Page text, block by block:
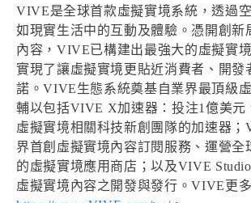
VIVE是全球首款虛擬實境系統，透過
如現實生活中的互動及體驗。憑開創新
內容，VIVE已構建出最強大的虛擬實
實現了讓虛擬實境更貼近消費者、開發
諾。VIVE生態系統奠基自業界最頂級
輔以包括VIVE X加速器：投注1億美元
虛擬實境相關科技新創團隊的加速器；
界首創虛擬實境內容訂閱服務、運營全
的虛擬實境應用商店；以及VIVE
虛擬實境內容之開發與發行。VIVE更